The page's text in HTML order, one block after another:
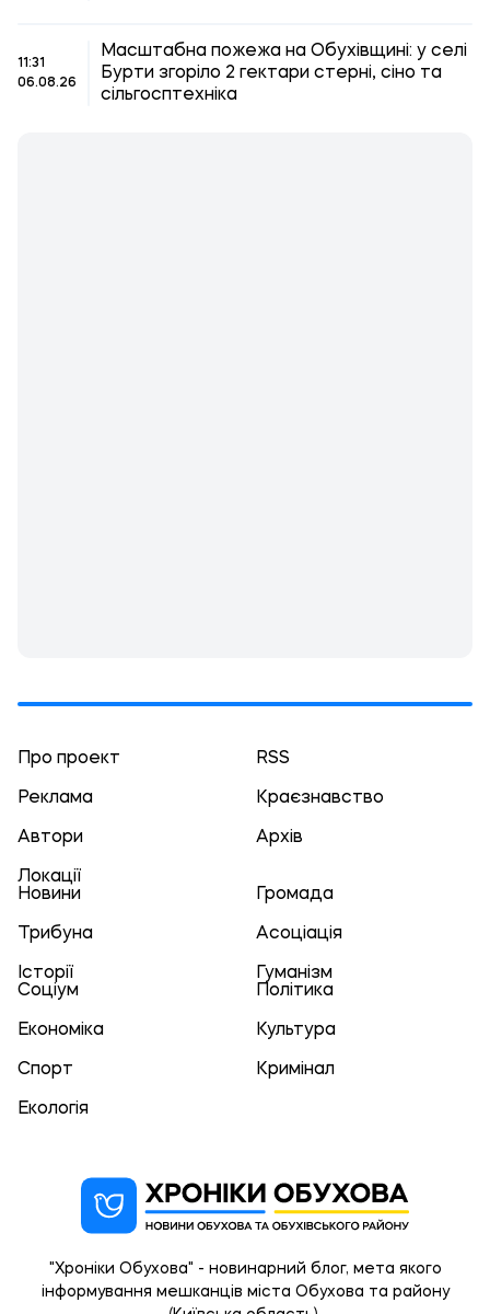
11:31
06.08.26
Масштабна пожежа на Обухівщині: у селі
Бурти згоріло 2 гектари стерні, сіно та
сільгосптехніка
Про проект RSS
Реклама Краєзнавство
Автори Архів
Локації
Новини
Громада
Трибуна Асоціація
Історії
Гуманізм
Соціум
Політика
Економіка Культура
Спорт Кримінал
Екологія
"Хроніки Обухова" - новинарний блог, мета якого
інформування мешканців міста Обухова та району